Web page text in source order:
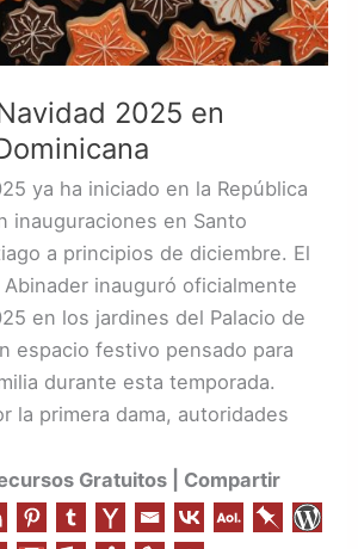
2025 en
ya ha iniciado en la República
inauguraciones en Santo
a principios de diciembre. El
inauguró oficialmente
en los jardines del Palacio de
espacio festivo pensado para
durante esta temporada.
la primera dama, autoridades
Gratuitos | Compartir